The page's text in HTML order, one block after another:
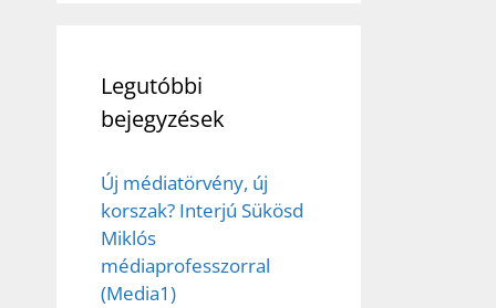
Legutóbbi
bejegyzések
Új médiatörvény, új
korszak? Interjú Sükösd
Miklós
médiaprofesszorral
(Media1)